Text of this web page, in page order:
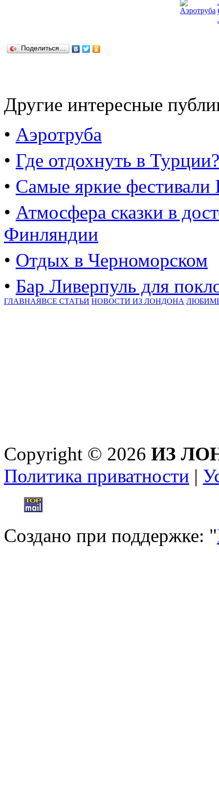
Поделиться…
Другие интересные
• Аэротруба
• Где отдохнуть в Турции?
• Самые яркие фестивали
• Атмосфера сказки в
Финляндии
• Отдых в Черноморском
• Бар Ливерпуль для
ГЛАВНАЯВСЕ СТАТЬИ НОВОСТИ ИЗ ЛОНДОНА
Copyright © 2026 ИЗ
Политика приватности |
Создано при поддержке: "